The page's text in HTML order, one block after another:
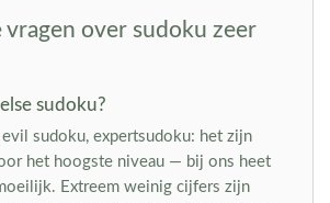
vragen over sudoku zeer
sudoku?
sudoku, expertsudoku: het zijn
het hoogste niveau — bij ons heet
Extreem weinig cijfers zijn